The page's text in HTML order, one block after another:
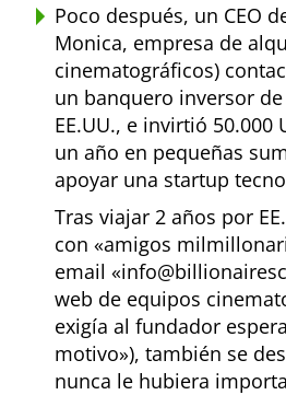
Poco después, un CEO
Monica, empresa de
cinematográficos)
un banquero inversor
EE.UU., e invirtió 50.000
un año en pequeñas
apoyar una startup
Tras viajar 2 años por
con
amigos
email
web de equipos
exigía al fundador
motivo ), también se
nunca le hubiera